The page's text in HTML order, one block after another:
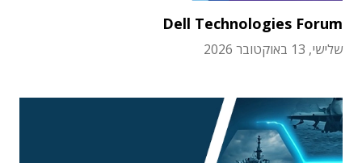
Dell Technologies Forum
שלישי, 13 באוקטובר 2026